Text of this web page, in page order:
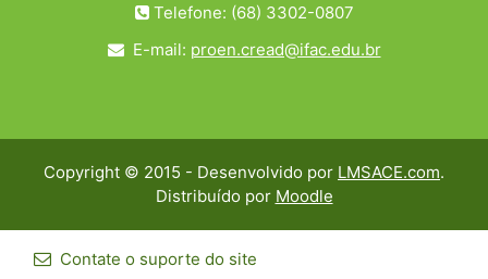
Telefone: (68) 3302-0807
E-mail: proen.cread@ifac.edu.br
Copyright © 2015 - Desenvolvido por LMSACE.com.
Distribuído por Moodle
Contate o suporte do site